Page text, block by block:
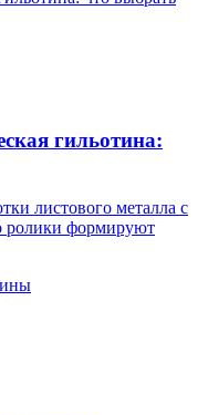
гильотина:
листового металла с
формируют